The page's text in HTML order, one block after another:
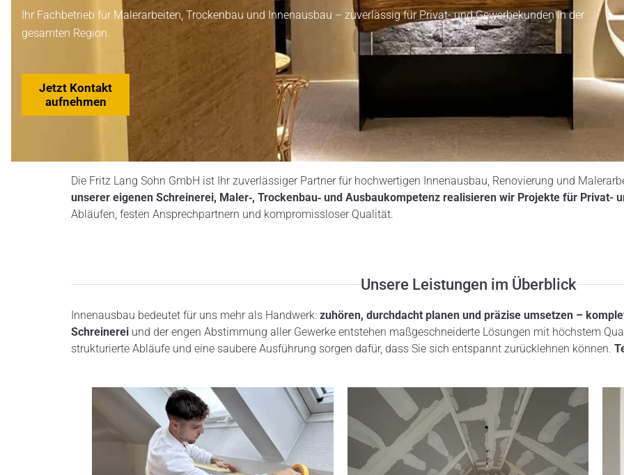
Ihr Fachbetrieb für Malerarbeiten, Trockenbau und Innenausbau – zuverlässig für Privat- und Gewerbekunden in der
gesamten Region.
Jetzt Kontakt
aufnehmen
Die Fritz Lang Sohn GmbH ist Ihr zuverlässiger Partner für hochwertigen Innenausbau, Renovierung und
unserer eigenen Schreinerei, Maler‑, Trockenbau‑ und Ausbaukompetenz realisieren wir Projekte für Privat-
Abläufen, festen Ansprechpartnern und kompromissloser Qualität.
Unsere Leistungen im Überblick
Innenausbau bedeutet für uns mehr als Handwerk: zuhören, durchdacht planen und präzise umsetzen –
Schreinerei und der engen Abstimmung aller Gewerke entstehen maßgeschneiderte Lösungen mit höchstem
strukturierte Abläufe und eine saubere Ausführung sorgen dafür, dass Sie sich entspannt zurücklehnen können.